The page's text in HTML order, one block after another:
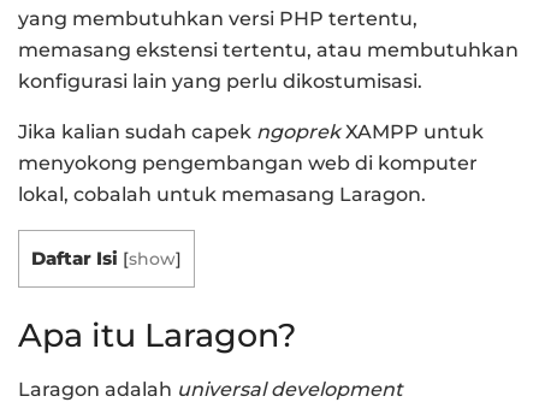
yang membutuhkan versi PHP tertentu,
memasang ekstensi tertentu, atau membutuhkan
konfigurasi lain yang perlu dikostumisasi.
Jika kalian sudah capek ngoprekXAMPP untuk
menyokong pengembangan web di komputer
lokal, cobalah untuk memasang Laragon.
Daftar Isi [show]
Apa itu Laragon?
Laragon adalah universal development